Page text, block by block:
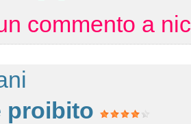
commento a
proibito